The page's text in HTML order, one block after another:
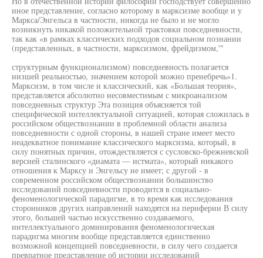
иное представление, согласно которому в марксизме вообще и у
Маркса/Энгельса в частности, никогда не было и не могло
возникнуть никакой положительной трактовки повседневности,
так как «в рамках классических подходов социальном познании
(представленных, в частности, марксизмом, фрейдизмом,'"
структурным функционализмом) повседневность полагается
низшей реальностью, значением которой можно пренебречь»1.
Марксизм, в том числе и классический, как «Большая теория»,
представляется абсолютно несовместимым с микроанализом
повседневных структур Эта позиция объясняется той
специфической интеллектуальной ситуацией, которая сложилась в
российском обществознании в проблемной области анализа
повседневности с одной стороны, в нашей стране имеет место
неадекватное понимание классического марксизма, который, в
силу понятных причин, отождествляется с сусловско-брежневской
версией сталинского «диамата — истмата», который никакого
отношения к Марксу и Энгельсу не имеет; с другой - в
современном российском обществознании большинство
исследований повседневности проводится в социально-
феноменологической парадигме, в то время как исследования
сторонников других направлений находятся на периферии В силу
этого, большей частью искусственно создаваемого,
интеллектуального доминирования феноменологическая
парадигма многим вообще представляется единственно
возможной концепцией повседневности, в силу чего создается
превратное представление об истории исследований